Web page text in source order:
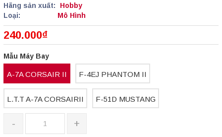
Hãng sản xuất:
Hobby
Loại:
Mô Hình
240.000₫
Mẫu Máy Bay
A-7A CORSAIR II F-4EJ PHANTOM II
L.T.T A-7A CORSAIRII F-51D MUSTANG
- +